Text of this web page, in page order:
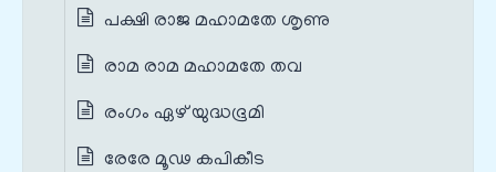
പക്ഷി രാജ മഹാമതേ ശൃണു
രാമ രാമ മഹാമതേ തവ
രംഗം ഏഴ് യുദ്ധഭൂമി
രേരേ മൂഢ കപികീട